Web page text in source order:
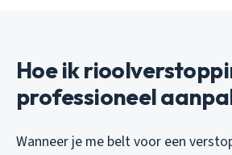
Hoe ik
professioneel
Wanneer je me belt voor een